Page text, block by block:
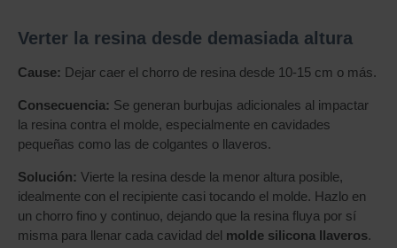
Verter la resina desde demasiada altura
Cause: Dejar caer el chorro de resina desde 10-15 cm o más.
Consecuencia: Se generan burbujas adicionales al impactar
la resina contra el molde, especialmente en cavidades
pequeñas como las de colgantes o llaveros.
Solución: Vierte la resina desde la menor altura posible,
idealmente con el recipiente casi tocando el molde. Hazlo en
un chorro fino y continuo, dejando que la resina fluya por sí
misma para llenar cada cavidad del molde silicona llaveros.